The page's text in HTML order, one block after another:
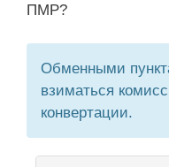
ПМР?
Обменными
взиматься
конвертации.